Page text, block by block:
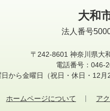
大和
法人番号
〒242-8601 神奈川県大
電話番号：046-
から金曜日
（祝日・休日・12
ホームページについて ア